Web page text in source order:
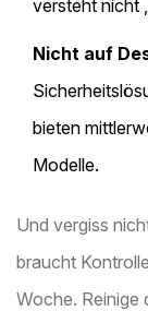
versteht nicht
Nicht auf
bieten
Modelle.
Und vergiss
braucht
Woche. Reinige